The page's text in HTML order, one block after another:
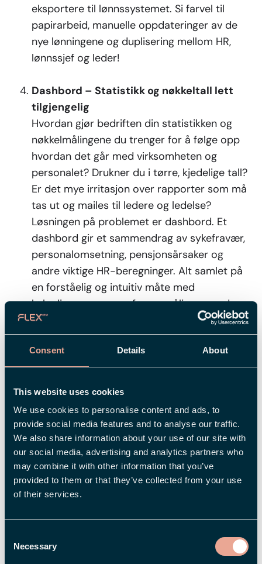
Consent Details About
This website uses cookies
We use cookies to personalise content and ads, to
provide social media features and to analyse our traffic.
We also share information about your use of our site with
our social media, advertising and analytics partners who
may combine it with other information that you’ve
provided to them or that they’ve collected from your use
of their services.
Selection
Necessary
eksportere til lønnssystemet. Si farvel til
papirarbeid, manuelle oppdateringer av de
nye lønningene og duplisering mellom HR,
lønnssjef og leder!
Dashbord – Statistikk og nøkkeltall lett
tilgjengelig
Hvordan gjør bedriften din statistikken og
nøkkelmålingene du trenger for å følge opp
hvordan det går med virksomheten og
personalet? Drukner du i tørre, kjedelige tall?
Er det mye irritasjon over rapporter som må
tas ut og mailes til ledere og ledelse?
Løsningen på problemet er dashbord. Et
dashbord gir et sammendrag av sykefravær,
personalomsetning, pensjonsårsaker og
andre viktige HR-beregninger. Alt samlet på
en forståelig og intuitiv måte med
kakediagrammer, grafer og målinger med
grønt/gult/ rødt lys. Noen få tastetrykk er alt
som trengs - en tidligere tidkrevende
prosedyre tar nå bare noen få sekunder i
stedet.
Kompetanseledelse - å sikre at du har de
rette menneskene med riktig kompetanse til
å utføre en spesifikk oppgave, på kort og
lang sikt, er en oppgave som blir stadig
viktigere for mange selskaper. Er du en av de
som føler at du bruker for mye tid på
manuelt arbeid med oversikt over
nedprioriterer denne oppgaven på grunn av